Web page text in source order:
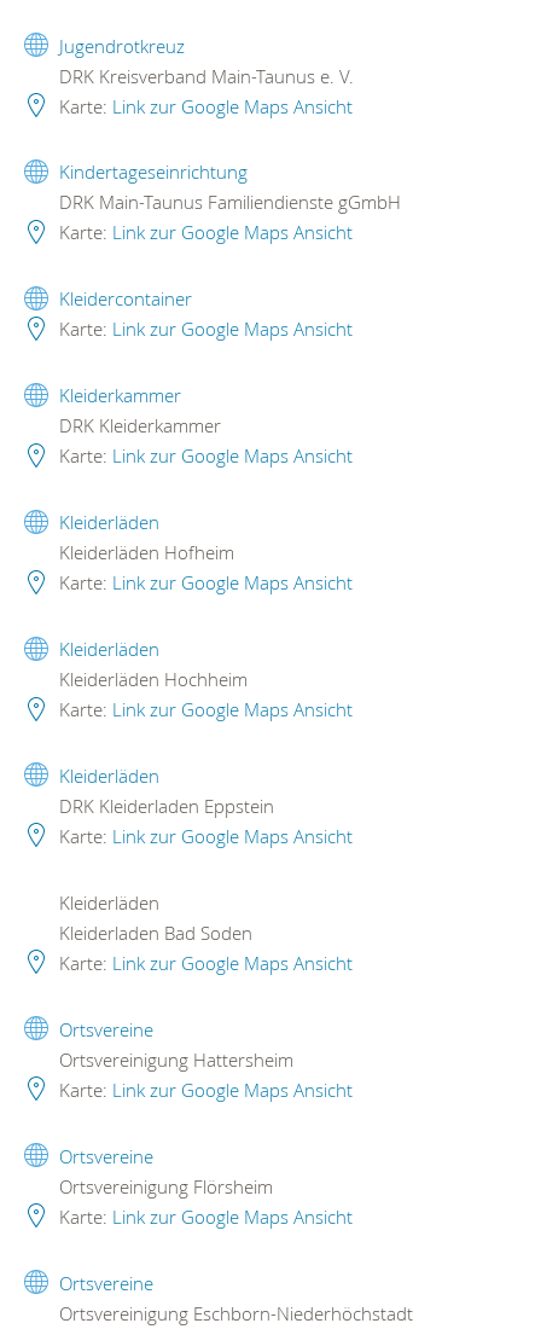
Jugendrotkreuz
DRK Kreisverband Main-Taunus e. V.
Karte: Link zur Google Maps Ansicht
Kindertageseinrichtung
DRK Main-Taunus Familiendienste gGmbH
Karte: Link zur Google Maps Ansicht
Kleidercontainer
Karte: Link zur Google Maps Ansicht
Kleiderkammer
DRK Kleiderkammer
Karte: Link zur Google Maps Ansicht
Kleiderläden
Kleiderläden Hofheim
Karte: Link zur Google Maps Ansicht
Kleiderläden
Kleiderläden Hochheim
Karte: Link zur Google Maps Ansicht
Kleiderläden
DRK Kleiderladen Eppstein
Karte: Link zur Google Maps Ansicht
Kleiderläden
Kleiderladen Bad Soden
Karte: Link zur Google Maps Ansicht
Ortsvereine
Ortsvereinigung Hattersheim
Karte: Link zur Google Maps Ansicht
Ortsvereine
Ortsvereinigung Flörsheim
Karte: Link zur Google Maps Ansicht
Ortsvereine
Ortsvereinigung Eschborn-Niederhöchstadt